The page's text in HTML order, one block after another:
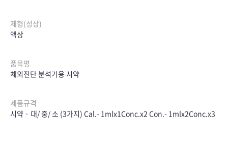
제형(성상)
액상
품목명
체외진단 분석기용 시약
제품규격
시약 · 대/ 중/ 소 (3가지) Cal.- 1mlx1Conc.x2 Con.- 1mlx2Conc.x3